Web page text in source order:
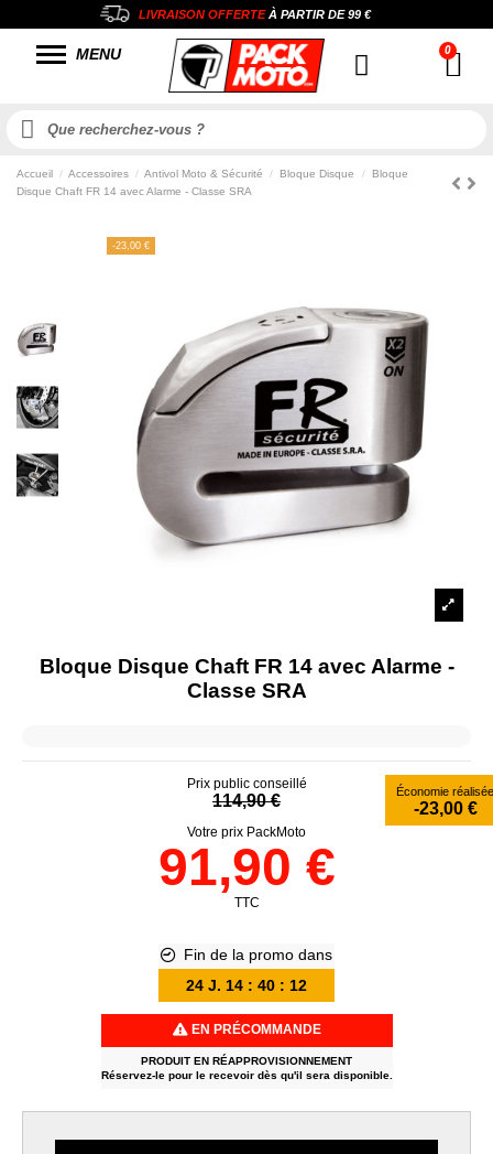
LIVRAISON OFFERTEÀ PARTIR DE99 €
MENU
Accueil Accessoires Antivol Moto & Sécurité Bloque Disque
Bloque
Disque Chaft FR 14 avec Alarme - Classe SRA
-23,00 €
Bloque Disque Chaft FR 14 avec Alarme -
Classe SRA
Prix public conseillé
114,90 € Économie réalisée
-23,00 €
Votre prix PackMoto
91,90 €
TTC
Fin de la promo dans
24 J. 14 : 40 : 12
EN PRÉCOMMANDE
PRODUIT EN RÉAPPROVISIONNEMENT
Réservez-le pour le recevoir dès qu'il sera disponible.